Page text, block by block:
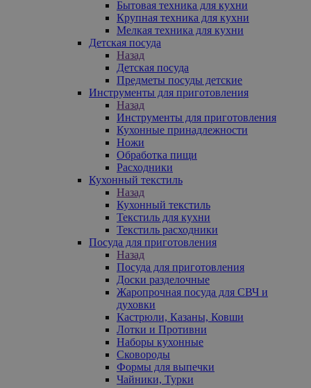
Бытовая техника для кухни
Крупная техника для кухни
Мелкая техника для кухни
Детская посуда
Назад
Детская посуда
Предметы посуды детские
Инструменты для приготовления
Назад
Инструменты для приготовления
Кухонные принадлежности
Ножи
Обработка пищи
Расходники
Кухонный текстиль
Назад
Кухонный текстиль
Текстиль для кухни
Текстиль расходники
Посуда для приготовления
Назад
Посуда для приготовления
Доски разделочные
Жаропрочная посуда для СВЧ и
духовки
Кастрюли, Казаны, Ковши
Лотки и Противни
Наборы кухонные
Сковороды
Формы для выпечки
Чайники, Турки